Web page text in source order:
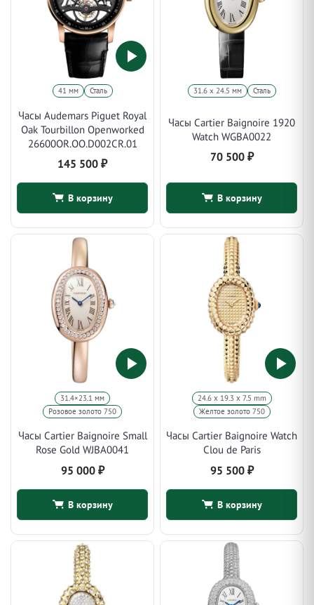
41 мм Сталь
Часы Audemars Piguet Royal
Oak Tourbillon Openworked
26600OR.OO.D002CR.01
145 500 ₽
В корзину
31.6 x 24.5 мм Сталь
Часы Cartier Baignoire 1920
Watch WGBA0022
70 500 ₽
В корзину
31.4×23.1 мм
Розовое золото 750
Часы Cartier Baignoire Small
Rose Gold WJBA0041
95 000 ₽
В корзину
24.6 х 19.3 х 7.5 mm
Желтое золото 750
Часы Cartier Baignoire Watch
Clou de Paris
95 500 ₽
В корзину